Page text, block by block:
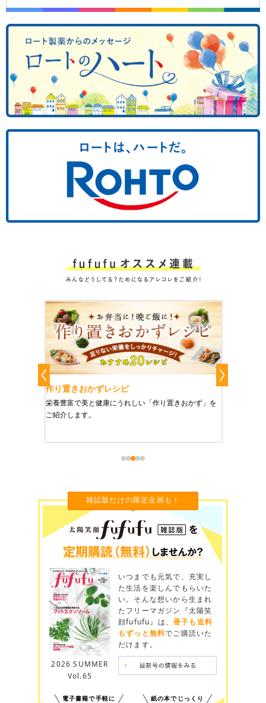
作り置きおかずレシピ
栄養豊富で美と健康にうれしい「作り置きおかず」を
ご紹介します。
雑誌版だけの限定企画も！
2026 SUMMER
Vol.65
いつまでも元気で、充実し
た生活を楽しんでもらいた
い。そんな想いから生まれ
たフリーマガジン『太陽笑
顔fufufu』は、 冊子も送料
もずっと無料でご購読いた
だけます。
電子書籍で手軽に 紙の本でじっくり